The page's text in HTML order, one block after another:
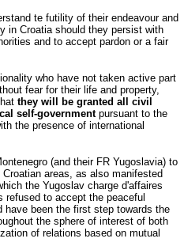
te futility of their endeavour and
in Croatia should they persist with
and to accept pardon or a fair
who have not taken active part
fear for their life and property,
they will be granted all civil
self-governmentpursuant to the
the presence of international
(and their FR Yugoslavia) to
areas, as also manifested
the Yugoslav charge d'affaires
refused to accept the peaceful
have been the first step towards the
the sphere of interest of both
of relations based on mutual